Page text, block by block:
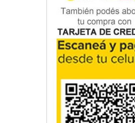
Odontología
Oftalmología
Oncología / Cuidados Paliativos
Ortopedía / Traumatología
Osteopatía
Otorrinolaringología
Podología
Psicología
Psiquiatría
Química